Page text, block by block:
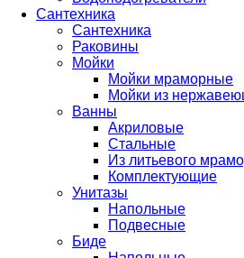
Сантехника
Сантехника
Раковины
Мойки
Мойки мраморные
Мойки из
Ванны
Акриловые
Стальные
Из литьевого
Комплектующие
Унитазы
Напольные
Подвесные
Биде